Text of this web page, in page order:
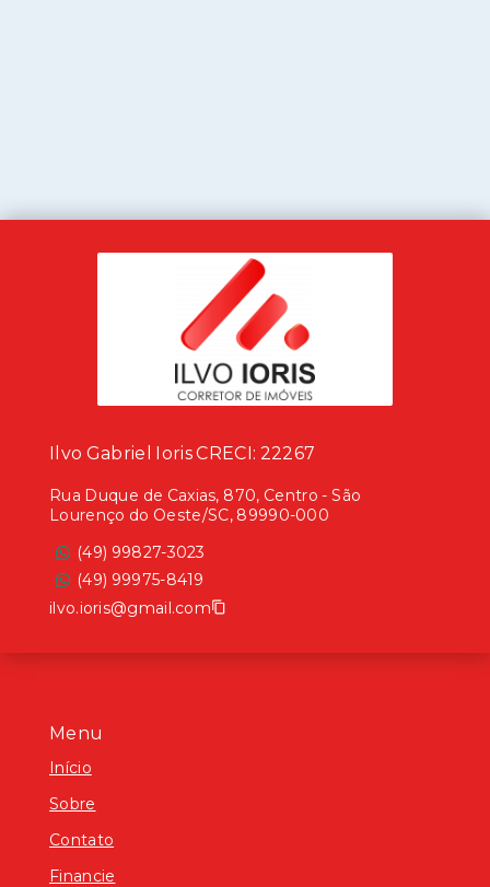
Menu
Início
Sobre
Contato
Financie
Ilvo Gabriel Ioris CRECI: 22267
Rua Duque de Caxias, 870, Centro - São
Lourenço do Oeste/SC, 89990-000
(49) 99827-3023
(49) 99975-8419
ilvo.ioris@gmail.com